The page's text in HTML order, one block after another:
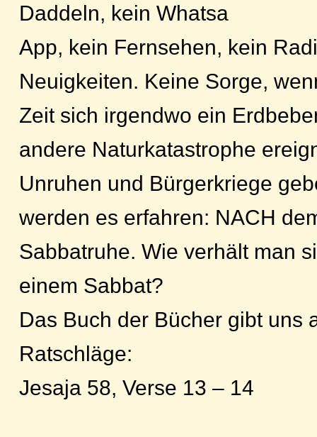
Daddeln, kein Whatsa
App, kein Fernsehen, kein
Neuigkeiten. Keine Sorge,
Zeit sich irgendwo ein
andere Naturkatastrophe
Unruhen und Bürgerkriege
werden es erfahren: NACH
Sabbatruhe. Wie verhält man
einem Sabbat?
Das Buch der Bücher gibt uns
Ratschläge:
Jesaja 58, Verse 13 – 14